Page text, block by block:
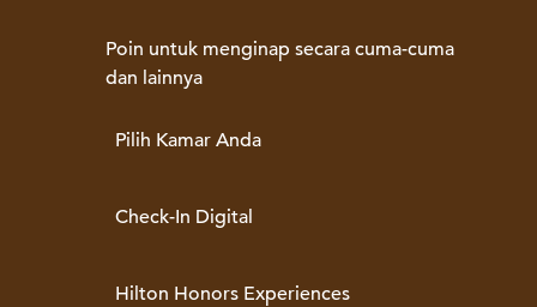
Poin untuk menginap secara cuma-cuma
dan lainnya
Pilih Kamar Anda
Check-In Digital
Hilton Honors Experiences